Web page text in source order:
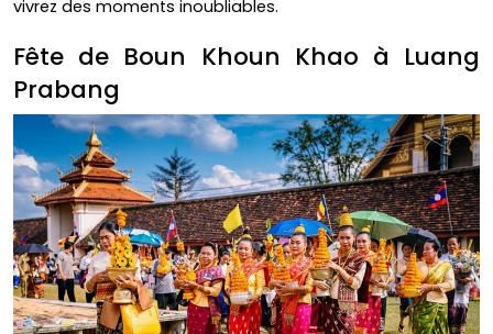
vivrez des moments inoubliables.
Fête de Boun Khoun Khao à Luang
Prabang